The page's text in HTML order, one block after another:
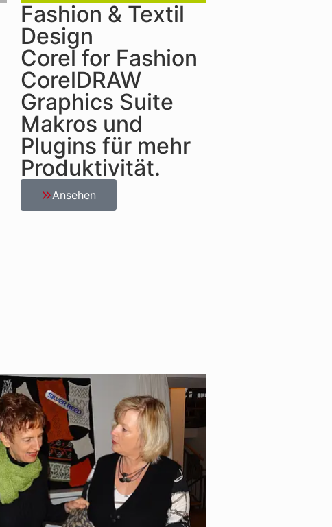
Fashion & Textil
Design
Corel for Fashion
CorelDRAW
Graphics Suite
Makros und
Plugins für mehr
Produktivität.
Ansehen